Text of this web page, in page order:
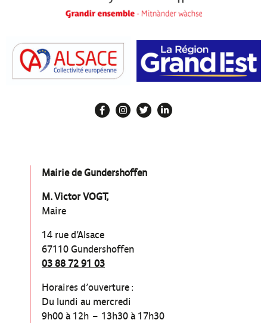
Mairie de Gundershoffen
M. Victor VOGT,
Maire
14 rue d’Alsace
67110 Gundershoffen
03 88 72 91 03
Horaires d’ouverture :
Du lundi au mercredi
9h00 à 12h – 13h30 à 17h30